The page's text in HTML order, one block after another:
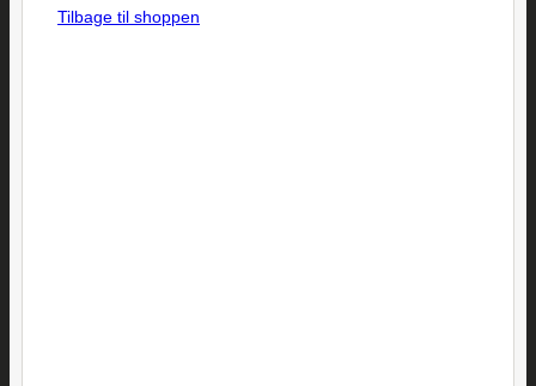
Tilbage til shoppen